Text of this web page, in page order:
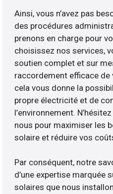
Ainsi, vous n’avez pas
des procédures
prenons en charge pour
choisissez nos services,
soutien complet et sur
raccordement efficace de
cela vous donne la
propre électricité et de
l’environnement.
nous pour maximiser les
solaire et réduire vos
Par conséquent, notre
d’une expertise marquée
solaires que nous